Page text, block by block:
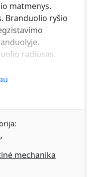
matmenys.
Branduolio ryšio
radiusas.
lyginumas.
,
mechanika